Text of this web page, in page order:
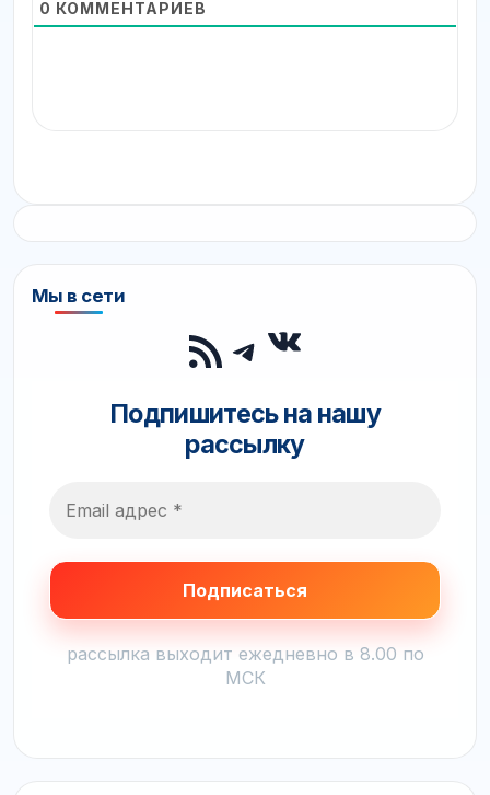
0 КОММЕНТАРИЕВ
Мы в сети
RSS-лента
Telegram
ВКонтакте
Подпишитесь на нашу
рассылку
рассылка выходит ежедневно в 8.00 по
МСК